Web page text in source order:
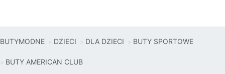
BUTYMODNE DZIECI DLA DZIECI BUTY SPORTOWE
BUTY AMERICAN CLUB